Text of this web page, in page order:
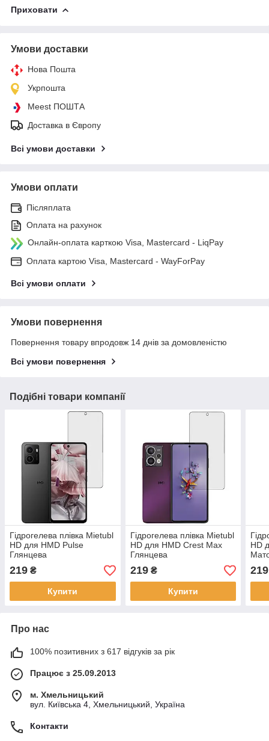
Приховати
Умови доставки
Нова Пошта
Укрпошта
Meest ПОШТА
Доставка в Європу
Всі умови доставки
Умови оплати
Післяплата
Оплата на рахунок
Онлайн-оплата карткою Visa, Mastercard - LiqPay
Оплата картою Visa, Mastercard - WayForPay
Всі умови оплати
Умови повернення
Повернення товару впродовж 14 днів за домовленістю
Всі умови повернення
Подібні товари компанії
Гідрогелева плівка Mietubl
HD для HMD Pulse
Глянцева
219 ₴
Купити
Гідрогелева плівка Mietubl
HD для HMD Crest Max
Глянцева
219₴
Купити
HD
219
Про нас
100% позитивних з 617 відгуків за рік
Працює з 25.09.2013
м. Хмельницький
вул. Київська 4, Хмельницький, Україна
Контакти